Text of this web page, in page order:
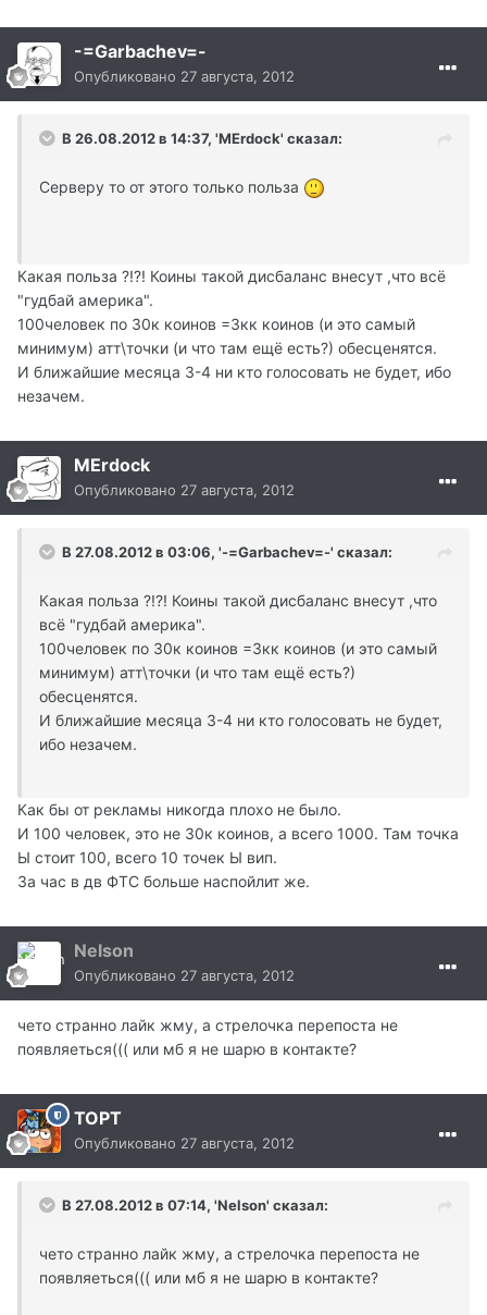
-=Garbachev=-
Опубликовано 27 августа, 2012
В 26.08.2012 в 14:37, 'MErdock' сказал:
Серверу то от этого только польза
Какая польза ?!?! Коины такой дисбаланс внесут ,что всё
"гудбай америка".
100человек по 30к коинов =3кк коинов (и это самый
минимум) атт\точки (и что там ещё есть?) обесценятся.
И ближайшие месяца 3-4 ни кто голосовать не будет, ибо
незачем.
MErdock
Опубликовано 27 августа, 2012
В 27.08.2012 в 03:06, '-=Garbachev=-' сказал:
Какая польза ?!?! Коины такой дисбаланс внесут ,что
всё "гудбай америка".
100человек по 30к коинов =3кк коинов (и это самый
минимум) атт\точки (и что там ещё есть?)
обесценятся.
И ближайшие месяца 3-4 ни кто голосовать не будет,
ибо незачем.
Как бы от рекламы никогда плохо не было.
И 100 человек, это не 30к коинов, а всего 1000. Там точка
Ы стоит 100, всего 10 точек Ы вип.
За час в дв ФТС больше наспойлит же.
Nelson
Опубликовано 27 августа, 2012
чето странно лайк жму, а стрелочка перепоста не
появляеться((( или мб я не шарю в контакте?
TOPT
Опубликовано 27 августа, 2012
В 27.08.2012 в 07:14, 'Nelson' сказал:
чето странно лайк жму, а стрелочка перепоста не
появляеться((( или мб я не шарю в контакте?